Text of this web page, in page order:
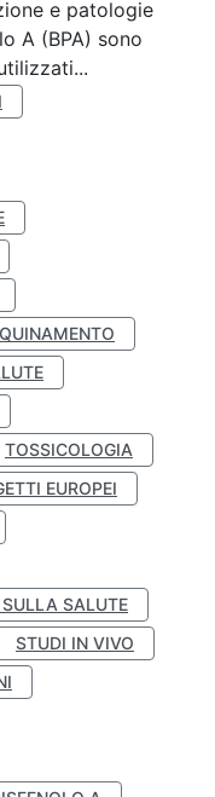
e patologie
A (BPA) sono
TOSSICOLOGIA
EUROPEI
SALUTE
STUDI IN VIVO